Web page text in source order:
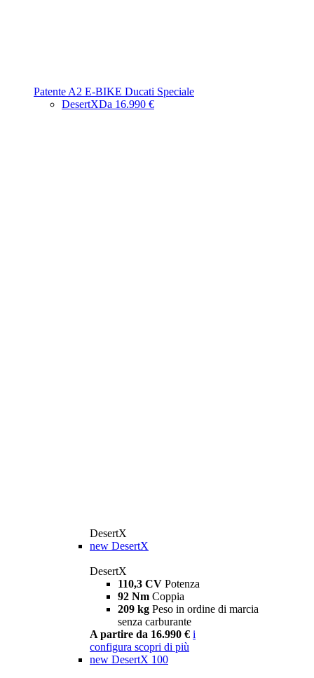
Patente A2 E-BIKE Ducati Speciale
DesertXDa 16.990 €
DesertX
new DesertX
DesertX
110,3 CV Potenza
92 Nm Coppia
209 kg Peso in ordine di marcia
senza carburante
A partire da 16.990 € i
configura scopri di più
new DesertX 100